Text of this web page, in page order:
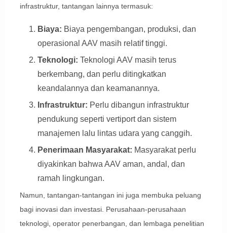
infrastruktur, tantangan lainnya termasuk:
Biaya: Biaya pengembangan, produksi, dan
operasional AAV masih relatif tinggi.
Teknologi: Teknologi AAV masih terus
berkembang, dan perlu ditingkatkan
keandalannya dan keamanannya.
Infrastruktur: Perlu dibangun infrastruktur
pendukung seperti vertiport dan sistem
manajemen lalu lintas udara yang canggih.
Penerimaan Masyarakat: Masyarakat perlu
diyakinkan bahwa AAV aman, andal, dan
ramah lingkungan.
Namun, tantangan-tantangan ini juga membuka peluang
bagi inovasi dan investasi. Perusahaan-perusahaan
teknologi, operator penerbangan, dan lembaga penelitian